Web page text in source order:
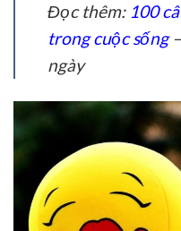
Đọc thêm: 100
trong cuộc sống
ngày